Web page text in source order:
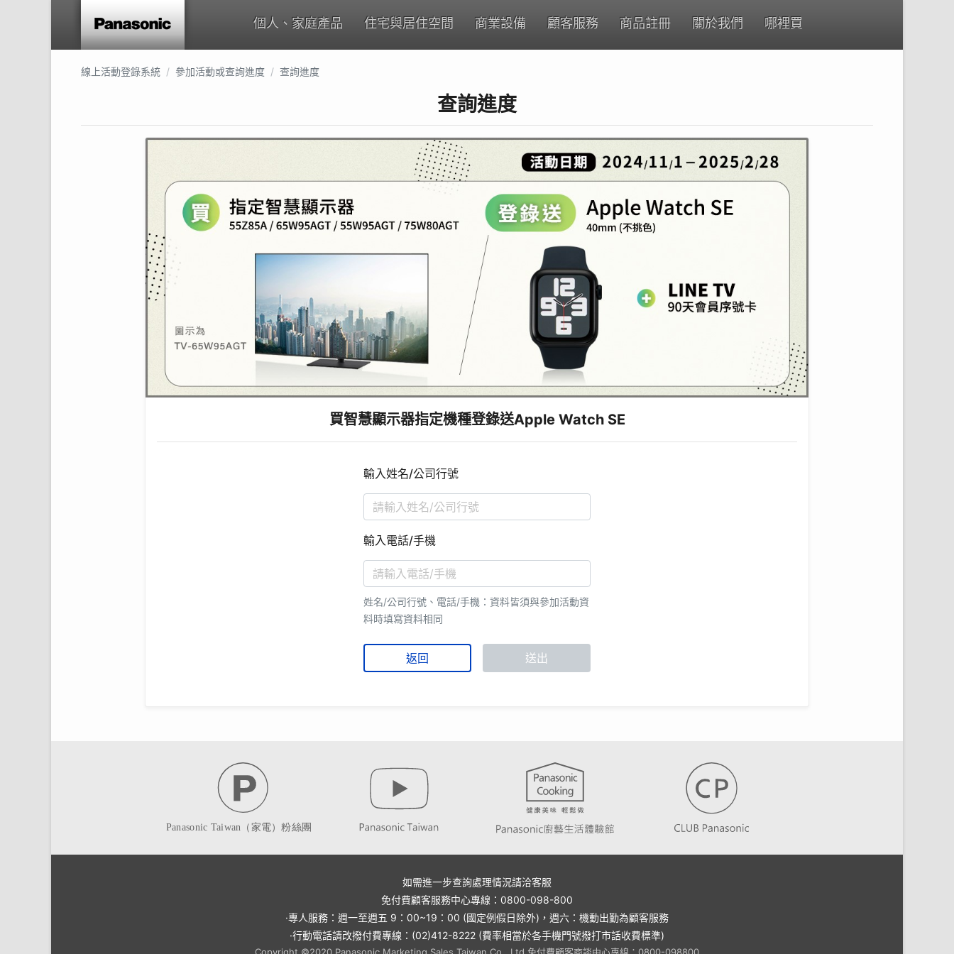
個人、家庭產品 住宅與居住空間 商業設備 顧客服務 商品註冊 關於我們 哪裡買
線上活動登錄系統 參加活動或查詢進度 查詢進度
查詢進度
買智慧顯示器指定機種登錄送Apple Watch SE
輸入姓名/公司行號
輸入電話/手機
姓名/公司行號、電話/手機：資料皆須與參加活動資
料時填寫資料相同
返回 送出
如需進一步查詢處理情況請洽客服
免付費顧客服務中心專線：0800-098-800
·專人服務：週一至週五 9：00~19：00 (國定例假日除外)，週六：機動出勤為顧客服務
·行動電話請改撥付費專線：(02)412-8222 (費率相當於各手機門號撥打市話收費標準)